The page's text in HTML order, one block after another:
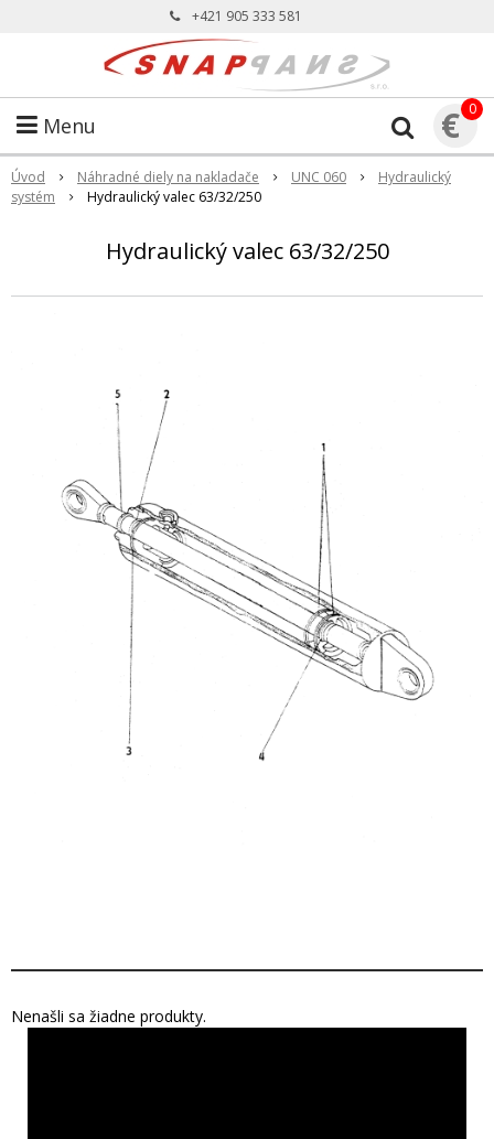
+421 905 333 581
Menu € 0
Úvod Náhradné diely na nakladače UNC 060
Hydraulický
systém
Hydraulický valec 63/32/250
Hydraulický valec 63/32/250
Nenašli sa žiadne produkty.